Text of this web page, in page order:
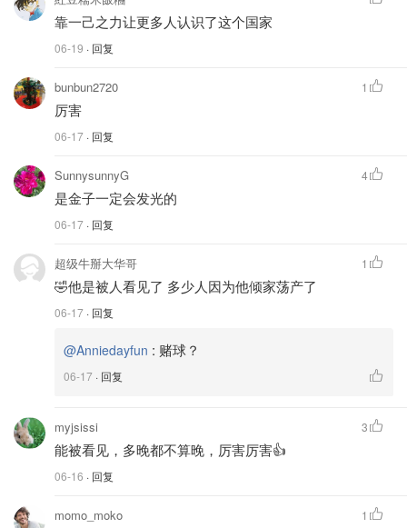
靠一己之力让更多人认识了这个国家
06-19 · 回复
bunbun2720
厉害
06-17 · 回复
1
SunnysunnyG
是金子一定会发光的
06-17 · 回复
4
超级牛掰大华哥
🤣他是被人看见了 多少人因为他倾家荡产了
06-17 · 回复
1
@Anniedayfun : 赌球？
06-17 · 回复
myjsissi
能被看见，多晚都不算晚，厉害厉害👍
06-16 · 回复
3
momo_moko 1